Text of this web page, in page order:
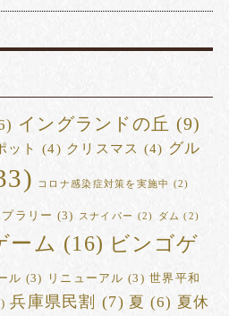
イングランドの丘 (9)
ット (4) クリスマス (4) グル
コロナ感染症対策を実施中 (2)
ラリー (3) スナイパー (2) ダム (2)
ーム (16) ビンゴゲ
ル (3) リニューアル (3) 世界平和
兵庫県民割 (7) 夏 (6) 夏休